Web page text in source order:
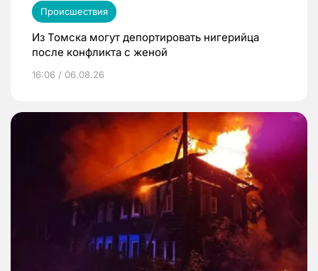
Происшествия
Из Томска могут депортировать нигерийца
после конфликта с женой
16:06 / 06.08.26